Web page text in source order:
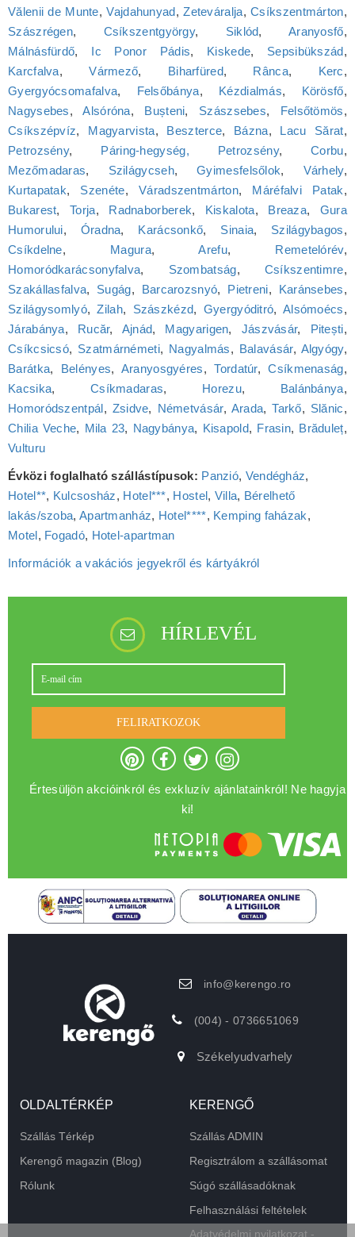
Vălenii de Munte,Vajdahunyad,Zeteváralja,Csíkszentmárton,
Szászrégen, Csíkszentgyörgy, Siklód, Aranyosfő,
Málnásfürdő, Ic Ponor Pádis, Kiskede, Sepsibükszád,
Karcfalva,Vármező, Biharfüred, Rânca, Kerc,
Gyergyócsomafalva, Felsőbánya, Kézdialmás, Körösfő,
Nagysebes,Alsóróna, Bușteni, Szászsebes, Felsőtömös,
Csíkszépvíz, Magyarvista, Beszterce, Bázna, Lacu Sărat,
Petrozsény, Páring-hegység, Petrozsény,Corbu,
Mezőmadaras, Szilágycseh,Gyimesfelsőlok, Várhely,
Kurtapatak, Szenéte,Váradszentmárton, Máréfalvi Patak,
Bukarest,Torja, Radnaborberek, Kiskalota, Breaza, Gura
Humorului, Óradna, Karácsonkő, Sinaia, Szilágybagos,
Csíkdelne, Magura,Arefu, Remetelórév,
Homoródkarácsonyfalva, Szombatság, Csíkszentimre,
Szakállasfalva, Sugág, Barcarozsnyó, Pietreni, Karánsebes,
Szilágysomlyó,Zilah, Szászkézd, Gyergyóditró, Alsómoécs,
Járabánya, Rucăr, Ajnád, Magyarigen, Jászvásár, Pitești,
Csíkcsicsó, Szatmárnémeti, Nagyalmás, Balavásár, Algyógy,
Barátka, Belényes, Aranyosgyéres,Tordatúr,Csíkmenaság,
Kacsika, Csíkmadaras, Horezu, Balánbánya,
Homoródszentpál, Zsidve, Németvásár, Arada,Tarkő, Slănic,
Chilia Veche, Mila 23, Nagybánya, Kisapold, Frasin, Brăduleț,
Vulturu
Évközi foglalható szállástípusok: Panzió, Vendégház,
Hotel**, Kulcsosház, Hotel***, Hostel, Villa, Bérelhető
lakás/szoba, Apartmanház, Hotel****, Kemping faházak,
Motel, Fogadó, Hotel‑apartman
Információk a vakációs jegyekről és kártyákról
HÍRLEVÉL
FELIRATKOZOK
Értesüljön akcióinkról és exkluzív ajánlatainkról! Ne hagyja
ki!
info@kerengo.ro
(004) - 0736651069
Székelyudvarhely
OLDALTÉRKÉP
Szállás Térkép
Kerengő magazin (Blog)
Rólunk
KERENGŐ
Szállás ADMIN
Regisztrálom a szállásomat
Súgó szállásadóknak
Felhasználási feltételek
Adatvédelmi nyilatkozat -